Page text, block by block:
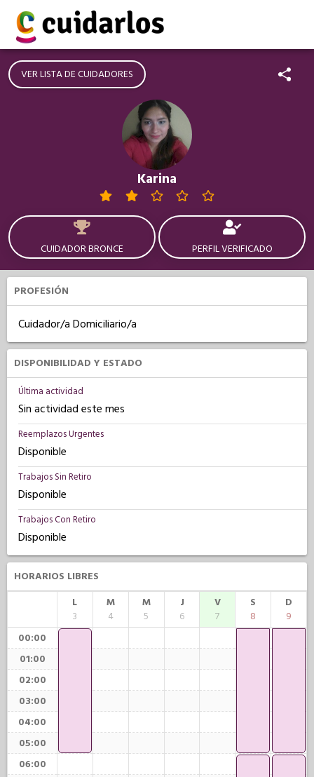
VER LISTA DE CUIDADORES
Karina
CUIDADOR BRONCE PERFIL VERIFICADO
PROFESIÓN
Cuidador/a Domiciliario/a
DISPONIBILIDAD Y ESTADO
Última actividad
Sin actividad este mes
Reemplazos Urgentes
Disponible
Trabajos Sin Retiro
Disponible
Trabajos Con Retiro
Disponible
HORARIOS LIBRES
L
3
M
4
M
5
J
6
V
7
S
8
D
9
00:00
01:00
02:00
03:00
04:00
05:00
06:00